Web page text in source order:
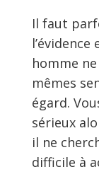
Il faut
homme
mêmes
égard.
sérieux
il ne
difficile à